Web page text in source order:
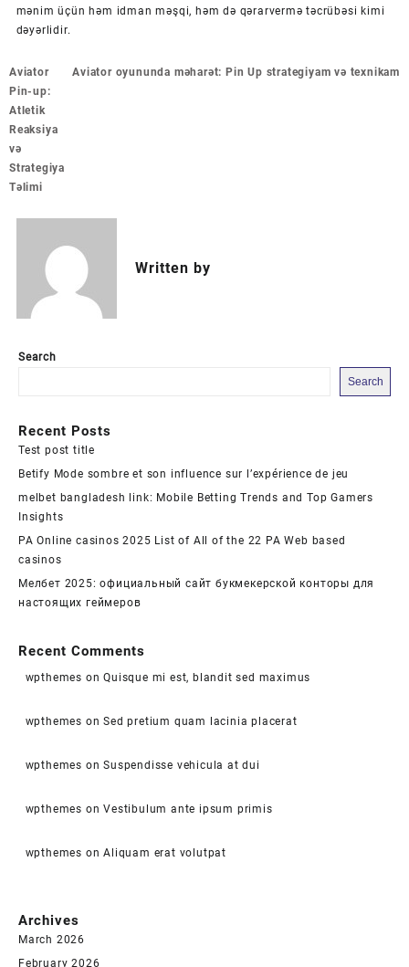
mənim üçün həm idman məşqi, həm də qərarvermə təcrübəsi kimi
dəyərlidir.
Post
navigation
Aviator
Pin-up:
Atletik
Reaksiya
və
Strategiya
Təlimi
Aviator oyununda məharət: Pin Up strategiyam və texnikam
Written by
Search
Search
Recent Posts
Test post title
Betify Mode sombre et son influence sur l’expérience de jeu
melbet bangladesh link: Mobile Betting Trends and Top Gamers
Insights
PA Online casinos 2025 List of All of the 22 PA Web based
casinos
Мелбет 2025: официальный сайт букмекерской конторы для
настоящих геймеров
Recent Comments
wpthemes onQuisque mi est, blandit sed maximus
wpthemes onSed pretium quam lacinia placerat
wpthemes onSuspendisse vehicula at dui
wpthemes onVestibulum ante ipsum primis
wpthemes onAliquam erat volutpat
Archives
March 2026
February 2026